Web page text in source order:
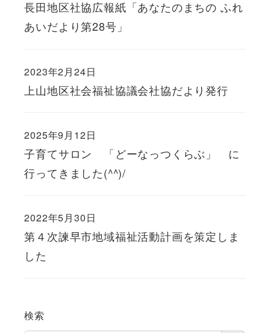
長田地区社協広報紙「あなたのまちの ふれ
あいだより第28号」
上山地区社会福祉協議会社協だより発行
2023年2月24日
子育てサロン 「どーなっつくらぶ」 に
行ってきました(^^)/
2025年9月12日
第４次諫早市地域福祉活動計画を策定しま
した
2022年5月30日
検索